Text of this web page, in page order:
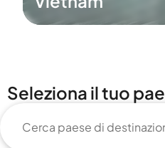
Seleziona il tuo